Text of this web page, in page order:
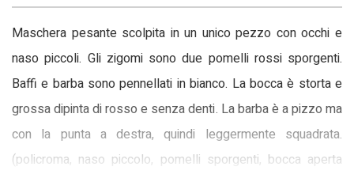
Maschera pesante scolpita in un unico pezzo con occhi e
naso piccoli. Gli zigomi sono due pomelli rossi sporgenti.
Baffi e barba sono pennellati in bianco. La bocca è storta e
grossa dipinta di rosso e senza denti. La barba è a pizzo ma
con la punta a destra, quindi leggermente squadrata.
(policroma, naso piccolo, pomelli sporgenti, bocca aperta